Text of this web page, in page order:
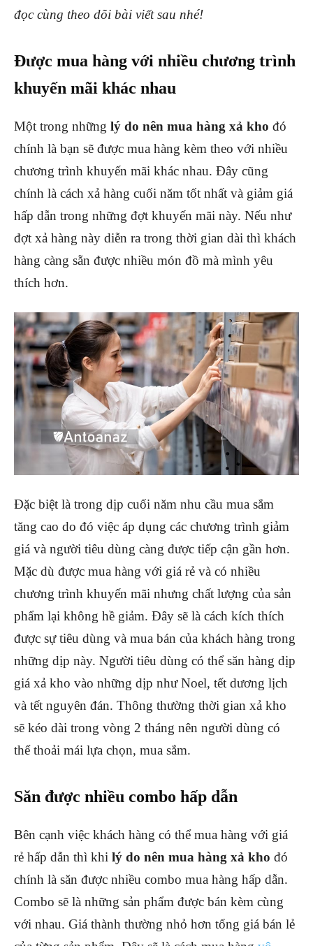
đọc cùng theo dõi bài viết sau nhé!
Được mua hàng với nhiều chương trình
khuyến mãi khác nhau
Một trong những lý do nên mua hàng xả kho đó
chính là bạn sẽ được mua hàng kèm theo với nhiều
chương trình khuyến mãi khác nhau. Đây cũng
chính là cách xả hàng cuối năm tốt nhất và giảm giá
hấp dẫn trong những đợt khuyến mãi này. Nếu như
đợt xả hàng này diễn ra trong thời gian dài thì khách
hàng càng sẵn được nhiều món đồ mà mình yêu
thích hơn.
Đặc biệt là trong dịp cuối năm nhu cầu mua sắm
tăng cao do đó việc áp dụng các chương trình giảm
giá và người tiêu dùng càng được tiếp cận gần hơn.
Mặc dù được mua hàng với giá rẻ và có nhiều
chương trình khuyến mãi nhưng chất lượng của sản
phẩm lại không hề giảm. Đây sẽ là cách kích thích
được sự tiêu dùng và mua bán của khách hàng trong
những dịp này. Người tiêu dùng có thể săn hàng dịp
giá xả kho vào những dịp như Noel, tết dương lịch
và tết nguyên đán. Thông thường thời gian xả kho
sẽ kéo dài trong vòng 2 tháng nên người dùng có
thể thoải mái lựa chọn, mua sắm.
Săn được nhiều combo hấp dẫn
Bên cạnh việc khách hàng có thể mua hàng với giá
rẻ hấp dẫn thì khi lý do nên mua hàng xả kho đó
chính là săn được nhiều combo mua hàng hấp dẫn.
Combo sẽ là những sản phẩm được bán kèm cùng
với nhau. Giá thành thường nhỏ hơn tổng giá bán lẻ